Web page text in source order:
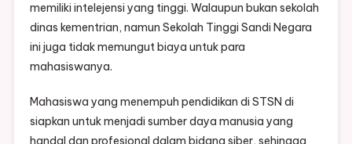
memiliki intelejensi yang tinggi. Walaupun bukan sekolah
dinas kementrian, namun Sekolah Tinggi Sandi Negara
ini juga tidak memungut biaya untuk para
mahasiswanya.
Mahasiswa yang menempuh pendidikan di STSN di
siapkan untuk menjadi sumber daya manusia yang
handal dan profesional dalam bidang siber, sehingga